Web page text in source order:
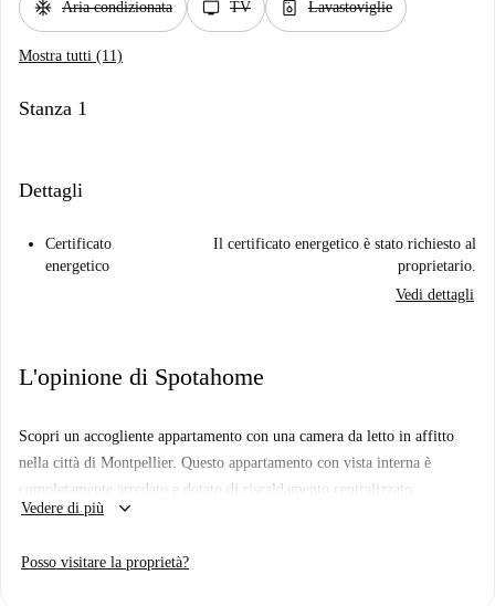
ac_unit Aria condizionata tv TV dishwasher_gen Lavastoviglie
Mostra tutti (11)
Stanza 1
Dettagli
Certificato
energetico
Il certificato energetico è stato richiesto al
proprietario.
Vedi dettagli
L'opinione di Spotahome
Scopri un accogliente appartamento con una camera da letto in affitto
nella città di Montpellier. Questo appartamento con vista interna è
completamente arredato e dotato di riscaldamento centralizzato,
rendendolo un ambiente confortevole tutto l'anno. Acqua e servizi di
inquilini è consentito fumare e ospitare ospiti durante la notte. Gli
Vedere di più keyboard_arrow_down
Posso visitare la proprietà?